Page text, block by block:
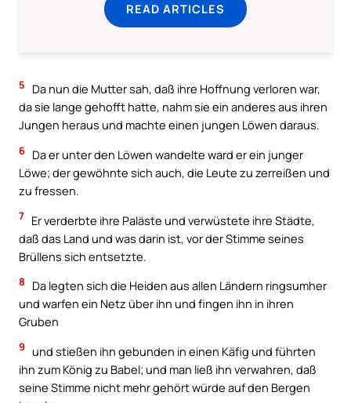
READ ARTICLES
5
Da nun die Mutter sah, daß ihre Hoffnung verloren war,
da sie lange gehofft hatte, nahm sie ein anderes aus ihren
Jungen heraus und machte einen jungen Löwen daraus.
6 Da er unter den Löwen wandelte ward er ein junger
Löwe; der gewöhnte sich auch, die Leute zu zerreißen und
zu fressen.
7 Er verderbte ihre Paläste und verwüstete ihre Städte,
daß das Land und was darin ist, vor der Stimme seines
Brüllens sich entsetzte.
8
Da legten sich die Heiden aus allen Ländern ringsumher
und warfen ein Netz über ihn und fingen ihn in ihren
Gruben
9 und stießen ihn gebunden in einen Käfig und führten
ihn zum König zu Babel; und man ließ ihn verwahren, daß
seine Stimme nicht mehr gehört würde auf den Bergen